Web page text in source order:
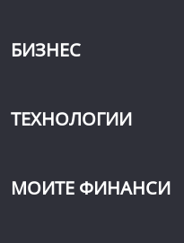
БИЗНЕС
ТЕХНОЛОГИИ
МОИТЕ ФИНАНСИ